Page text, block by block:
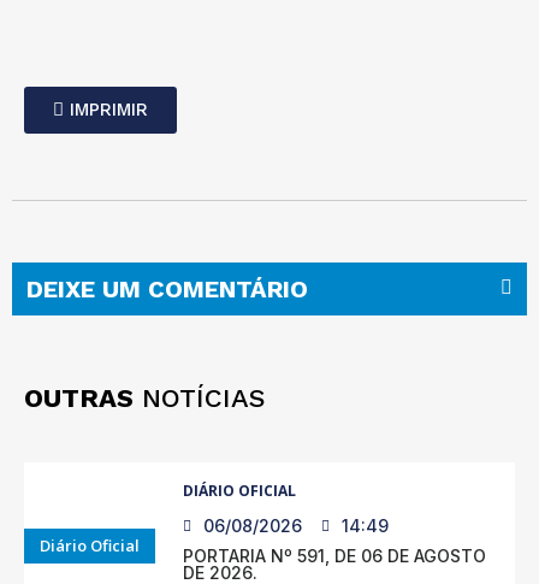
IMPRIMIR
DEIXE UM COMENTÁRIO
OUTRAS NOTÍCIAS
Diário Oficial
DIÁRIO OFICIAL
06/08/2026
14:49
PORTARIA Nº 591, DE 06 DE AGOSTO
DE 2026.